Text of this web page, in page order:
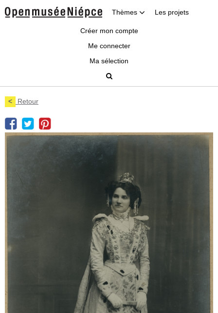
Thèmes Les projets
Créer mon compte
Me connecter
Ma sélection
< Retour